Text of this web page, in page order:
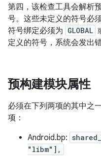
第四，该检查工具会解析
号。这些未定义的符号必
符号绑定必须为 GLOBAL
定义的符号，系统会发出
预构建模块属性
必须在下列两项的其中之
项：
Android.bp:
"libm"],